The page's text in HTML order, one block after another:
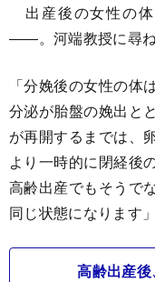
出産後の女性の
――。河端教授に尋ね
「分娩後の女性の
分泌が胎盤の娩出と
が再開するまでは、
より一時的に閉経後
高齢出産でもそうで
同じ状態になります」
高齢出産